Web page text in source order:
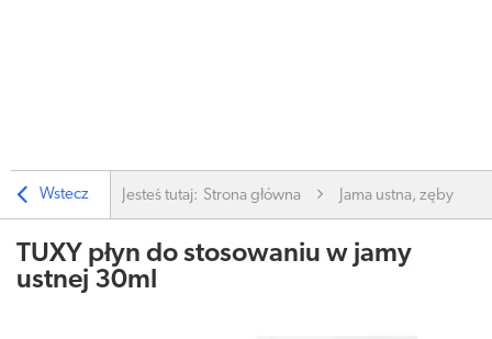
Wstecz Jesteś tutaj: Strona główna Jama ustna, zęby
TUXY płyn do stosowaniu w jamy
ustnej 30ml